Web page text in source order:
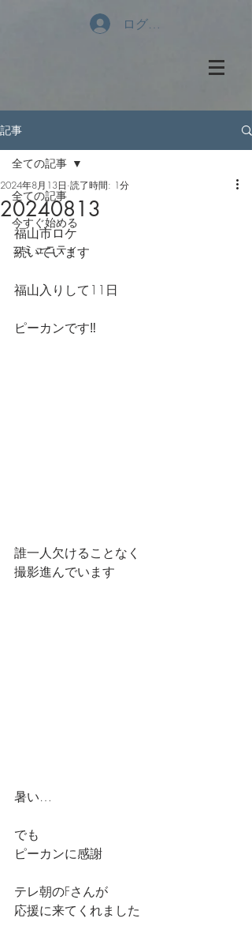
ログイン
記事
全ての記事
今すぐ始める
コミュニティ
全ての記事
20240813
2024年8月13日 読了時間: 1分
福山市ロケ
続いています
福山入りして11日
ピーカンです‼️
誰一人欠けることなく
撮影進んでいます
暑い…
でも
ピーカンに感謝
テレ朝のFさんが
応援に来てくれました